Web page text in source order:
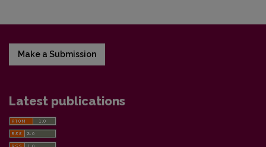
Make a Submission
Latest publications